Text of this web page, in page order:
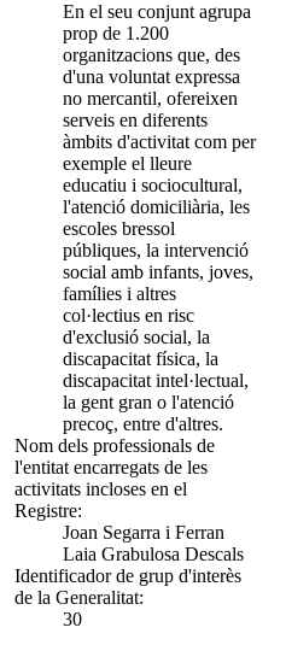
En el seu conjunt agrupa
prop de 1.200
organitzacions que, des
d'una voluntat expressa
no mercantil, ofereixen
serveis en diferents
àmbits d'activitat com per
exemple el lleure
educatiu i sociocultural,
l'atenció domiciliària, les
escoles bressol
públiques, la intervenció
social amb infants, joves,
famílies i altres
col·lectius en risc
d'exclusió social, la
discapacitat física, la
discapacitat intel·lectual,
la gent gran o l'atenció
precoç, entre d'altres.
Nom dels professionals de
l'entitat encarregats de les
activitats incloses en el
Registre:
Joan Segarra i Ferran
Laia Grabulosa Descals
Identificador de grup d'interès
de la Generalitat:
30